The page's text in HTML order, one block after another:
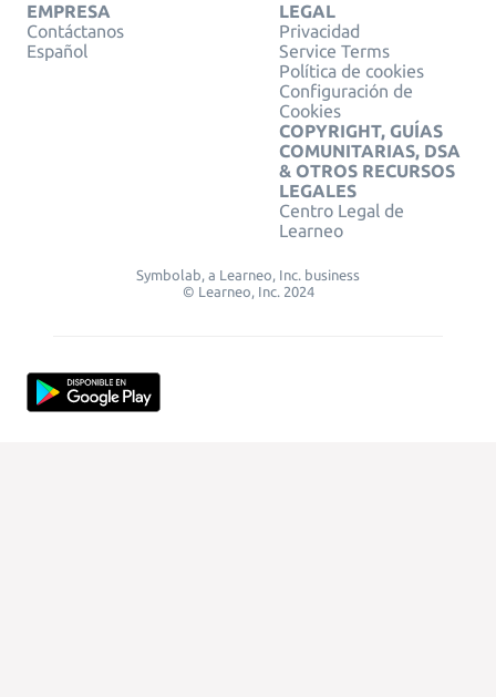
EMPRESA
Contáctanos
Español
LEGAL
Privacidad
Service Terms
Política de cookies
Configuración de
Cookies
COPYRIGHT, GUÍAS
COMUNITARIAS, DSA
& OTROS RECURSOS
LEGALES
Centro Legal de
Learneo
Symbolab, a Learneo, Inc. business
© Learneo, Inc. 2024